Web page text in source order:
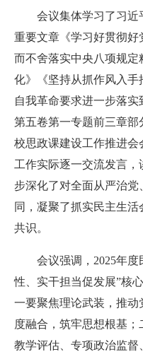
会议集体学习了习近
重要文章《学习好贯彻
而不舍落实中央八项规
化》《坚持从抓作风入
自我革命要求进一步落实
第五卷第一专题前三章
校思政课建设工作推进
工作实际逐一交流发言
步深化了对全面从严治
同，凝聚了抓实民主生
共识。
会议强调，2025年
性、实干担当促发展”核
一要聚焦理论武装，推
度融合，筑牢思想根基
教学评估、专项政治监督